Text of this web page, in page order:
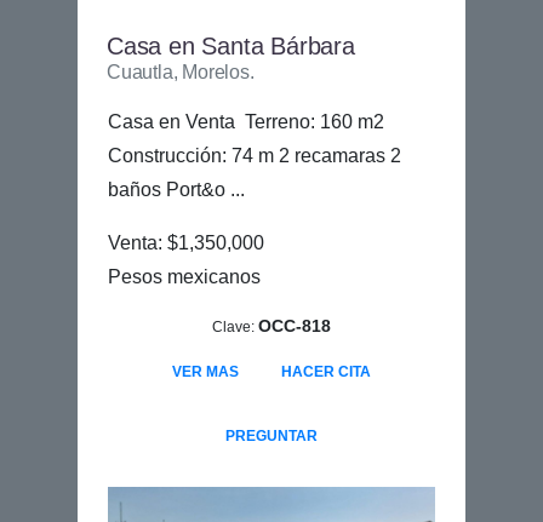
Casa en Santa Bárbara
Cuautla, Morelos.
Casa en Venta Terreno: 160 m2
Construcción: 74 m 2 recamaras 2
baños Port&o ...
Venta: $1,350,000
Pesos mexicanos
Clave: OCC-818
VER MAS HACER CITA
PREGUNTAR